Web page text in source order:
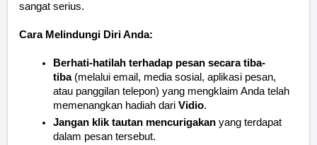
sangat serius.
Cara Melindungi Diri Anda:
Berhati-hatilah terhadap pesan secara tiba-
tiba (melalui email, media sosial, aplikasi pesan,
atau panggilan telepon) yang mengklaim Anda telah
memenangkan hadiah dari Vidio.
Jangan klik tautan mencurigakan yang terdapat
dalam pesan tersebut.